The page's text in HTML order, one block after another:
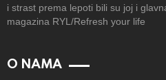
i strast prema lepoti bili su joj i
magazina RYL/Refresh your life
O NAMA